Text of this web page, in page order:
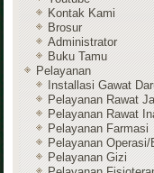
Kontak Kami
Brosur
Administrator
Buku Tamu
Pelayanan
Installasi Gawat
Pelayanan Rawat
Pelayanan Rawat
Pelayanan Farmasi
Pelayanan Operasi/
Pelayanan Gizi